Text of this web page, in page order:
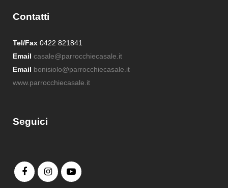
Contatti
Tel/Fax 0422 821841
Email casale@parrocchiecasale.it
Email bonisiolo@parrocchiecasale.it
www.parrocchiecasale.it
Seguici